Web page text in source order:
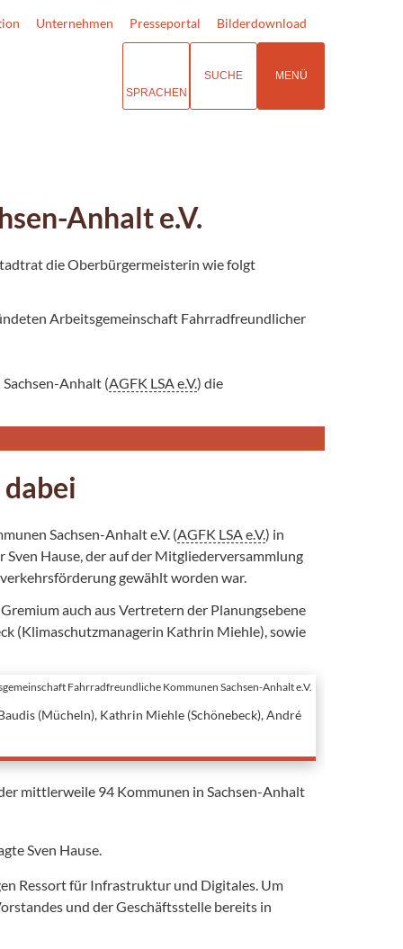
Unternehmen Presseportal Bilderdownload
SPRACHEN
SUCHE MENÜ
Anhalt e.V.
die Oberbürgermeisterin wie folgt
Arbeitsgemeinschaft Fahrradfreundlicher
Anhalt (AGFK LSA e.V.) die
Sachsen-Anhalt e.V. (AGFK LSA e.V.) in
Sven Hause, der auf der Mitgliederversammlung
gewählt worden war.
auch aus Vertretern der Planungsebene
(Klimaschutzmanagerin Kathrin Miehle), sowie
Fahrradfreundliche Kommunen Sachsen-Anhalt e.V.
(Mücheln), Kathrin Miehle (Schönebeck), André
mittlerweile 94 Kommunen in Sachsen-Anhalt
Sven Hause.
Ressort für Infrastruktur und Digitales. Um
und der Geschäftsstelle bereits in